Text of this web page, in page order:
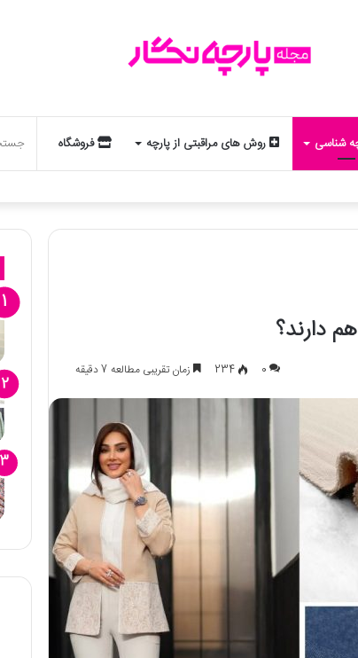
شناسی روش های مراقبتی از پارچه فروشگاه
یک تحلیل جذاب از مد و زودیاک
دارند؟
0
234 زمان تقریبی مطالعه 7 دقیقه